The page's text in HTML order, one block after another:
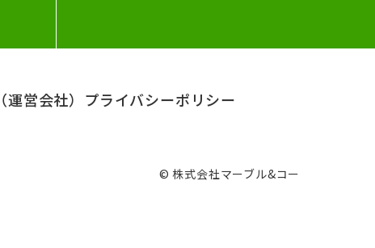
営会社） プライバシーポリシー
© 株式会社マーブル&コー